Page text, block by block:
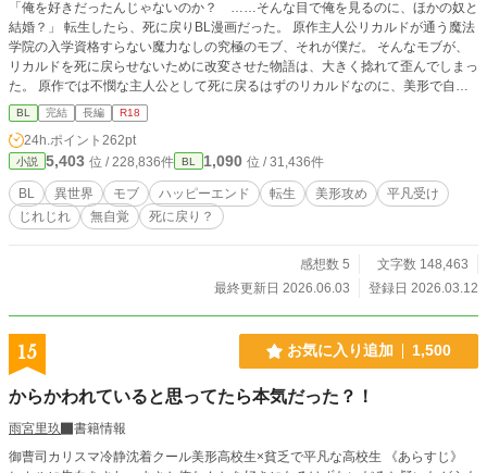
「俺を好きだったんじゃないのか？ ……そんな目で俺を見るのに、ほかの奴と
結婚？」 転生したら、死に戻りBL漫画だった。 原作主人公リカルドが通う魔法
学院の入学資格すらない魔力なしの究極のモブ、それが僕だ。 そんなモブが、
リカルドを死に戻らせないために改変させた物語は、大きく捻れて歪んでしまっ
た。 原作では不憫な主人公として死に戻るはずのリカルドなのに、美形で自信
満々な逞しい騎士に成長して、なぜか僕を追いかけてくる。 本来の攻めも、な
んだか様子がおかしいし。 だから、僕はリカルドに別れを告げて――。 自惚れ
リカルド × 鈍感なモブ転生者アーロン 果たして死に戻りは回避できるのか？ じ
れったくも切ないふたりの恋は加速する。 ………………… 《転生した原作BL漫
画『死に戻った疎まれ令息は、逃げられない』のあらすじ》 主人公リカルドは
王命により辺境伯ルシオと結婚することになり、婚姻した初夜に「お前を愛する
ことはない」と告げられる。 辺境伯の邸で疎まれた伴侶としての生活がはじま
落下して魔力を失い、実父に疎まれて育ったため、どんなに冷遇されても帰る場
所がない。ここで耐えるしかなかった。 ルシオの従兄弟ミゲルにより虚偽の嫌
う。陰湿な虐めにあいながら、ルシオには誤解されたまま一年が経った、ある
日。池に落とされる。その結果、人知れずあっけなく命を落とす。やはり、愛さ
れることはなかったな、と自分の人生を悲嘆しながら。 ところが、ようやくリ
カルドの境遇を知ったルシオは、自身の過ちに愕然とする。死んでしまってから
の後悔では遅い。もっと早く気づくべきだ。 ルシオは王家の禁忌の時空魔法を
駆使して、リカルドを死に戻りさせる。 ＊性描写は最後の最後にあります。 お
気に入り、ハート、感想ありがとうございます！ タイトル変更しました。死に
戻り小説→死に戻り漫画に変更しました。
BL 完結 長編 R18
24h.ポイント 262pt
小説 5,403 位 / 228,836件 BL 1,090 位 / 31,436件
BL 異世界 モブ ハッピーエンド 転生 美形攻め
平凡受け
じれじれ
無自覚 死に戻り？
感想数 5
文字数 148,463
最終更新日 2026.06.03
登録日 2026.03.12
15 お気に入り追加 1,500
からかわれていると思ってたら本気だった？！
雨宮里玖
書籍情報
御曹司カリスマ冷静沈着クール美形高校生×貧乏で平凡な高校生 《あらすじ》